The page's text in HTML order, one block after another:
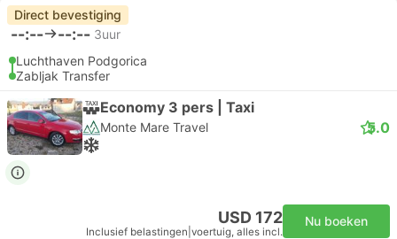
Direct bevestiging
--:-- --:-- 3uur
Luchthaven Podgorica
Zabljak Transfer
Economy 3 pers | Taxi
Monte Mare Travel 5.0
USD 172
Inclusief belastingen voertuig, alles incl.
Nu boeken